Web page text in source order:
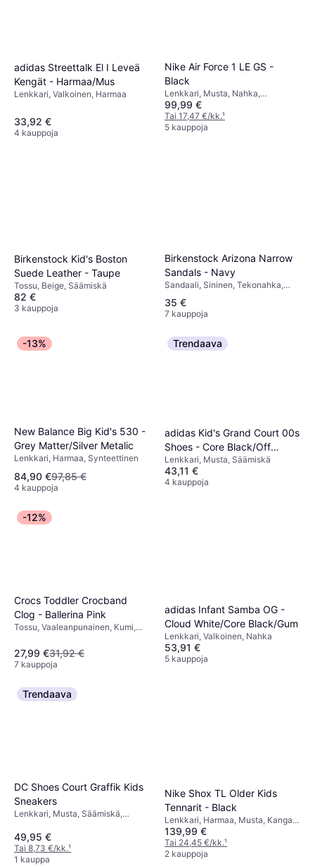
adidas Streettalk El I Leveä
Kengät - Harmaa/Mus
Lenkkari, Valkoinen, Harmaa
33,92 €
4 kauppoja
Nike Air Force 1 LE GS -
Black
Lenkkari, Musta, Nahka,
Tekonahka
99,99 €
Tai 17,47 €/kk.¹
5 kauppoja
Birkenstock Kid's Boston
Suede Leather - Taupe
Tossu, Beige, Säämiskä
82 €
3 kauppoja
Birkenstock Arizona Narrow
Sandals - Navy
Sandaali, Sininen, Tekonahka,
35 €
7 kauppoja
-13%
New Balance Big Kid's 530 -
Grey Matter/Silver Metalic
Lenkkari, Harmaa, Synteettinen
84,90 €97,85 €
4 kauppoja
Trendaava
adidas Kid's Grand Court 00s
Shoes - Core Black/Off
White/Gum
Lenkkari, Musta, Säämiskä
43,11 €
4 kauppoja
-12%
Crocs Toddler Crocband
Clog - Ballerina Pink
Tossu, Vaaleanpunainen, Kumi,
27,99 €31,92 €
7 kauppoja
adidas Infant Samba OG -
Cloud White/Core Black/Gum
Lenkkari, Valkoinen, Nahka
53,91 €
5 kauppoja
Trendaava
DC Shoes Court Graffik Kids
Sneakers
Lenkkari, Musta, Säämiskä,
49,95 €
Tai 8,73 €/kk.¹
1 kauppa
Nike Shox TL Older Kids
Tennarit - Black
Lenkkari, Harmaa, Musta, Kangas,
Verkko, Tekstiili
139,99 €
Tai 24,45 €/kk.¹
2 kauppoja